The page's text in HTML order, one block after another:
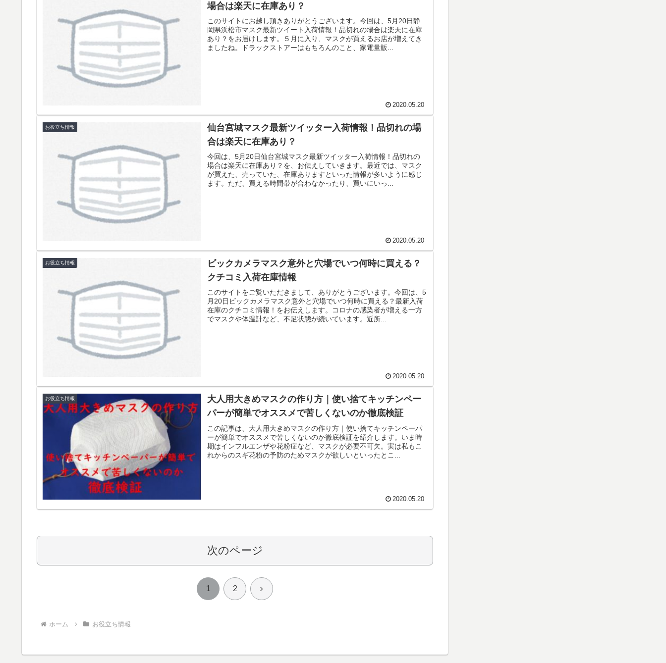
場合は楽天に在庫あり？
このサイトにお越し頂きありがとうございます。今回は、5月20日静
岡県浜松市マスク最新ツイート入荷情報！品切れの場合は楽天に在庫
あり？をお届けします。５月に入り、マスクが買えるお店が増えてき
ましたね。ドラックストアーはもちろんのこと、家電量販...
2020.05.20
お役立ち情報
仙台宮城マスク最新ツイッター入荷情報！品切れの場
合は楽天に在庫あり？
今回は、5月20日仙台宮城マスク最新ツイッター入荷情報！品切れの
場合は楽天に在庫あり？を、お伝えしていきます。最近では、マスク
が買えた、売っていた、在庫ありますといった情報が多いように感じ
ます。ただ、買える時間帯が合わなかったり、買いにいっ...
2020.05.20
お役立ち情報
ビックカメラマスク意外と穴場でいつ何時に買える？
クチコミ入荷在庫情報
このサイトをご覧いただきまして、ありがとうございます。今回は、5
月20日ビックカメラマスク意外と穴場でいつ何時に買える？最新入荷
在庫のクチコミ情報！をお伝えします。コロナの感染者が増える一方
でマスクや体温計など、不足状態が続いています。近所...
2020.05.20
お役立ち情報
大人用大きめマスクの作り方｜使い捨てキッチンペー
パーが簡単でオススメで苦しくないのか徹底検証
この記事は、大人用大きめマスクの作り方｜使い捨てキッチンペーパ
ーが簡単でオススメで苦しくないのか徹底検証を紹介します。いま時
期はインフルエンザや花粉症など、マスクが必要不可欠。実は私もこ
れからのスギ花粉の予防のためマスクが欲しいといったとこ...
2020.05.20
次のページ
1 2 次
ホーム お役立ち情報